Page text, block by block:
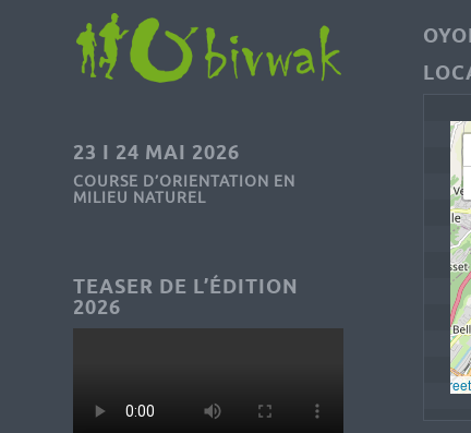
23 I 24 MAI 2026
COURSE D’ORIENTATION EN
MILIEU NATUREL
TEASER DE L’ÉDITION
2026